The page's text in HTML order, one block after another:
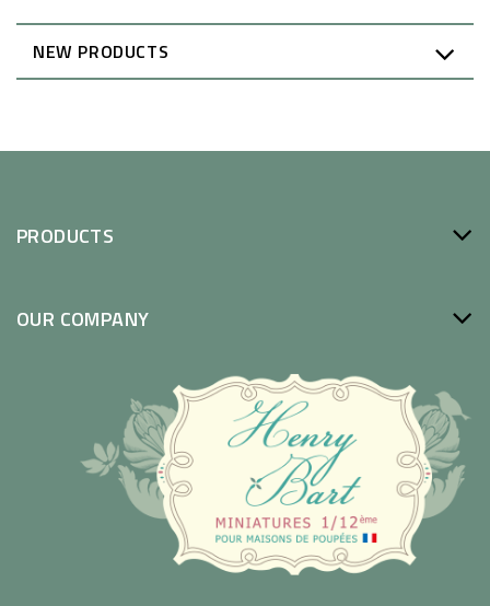
NEW PRODUCTS
PRODUCTS
OUR COMPANY